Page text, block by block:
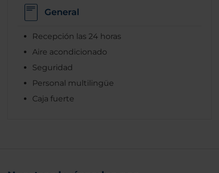
General
Recepción las 24 horas
Aire acondicionado
Seguridad
Personal multilingüe
Caja fuerte